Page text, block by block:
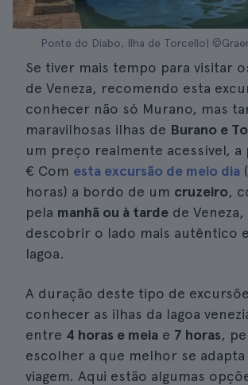
Ponte do Diabo, Ilha de Torcello|
Se tiver mais tempo para visitar
de Veneza, recomendo esta
conhecer não só Murano, mas
maravilhosas ilhas de Burano e
um preço realmente acessível, a
€ Com esta excursão de meio dia
horas) a bordo de um cruzeiro,
pela manhã ou à tarde de Veneza,
descobrir o lado mais autêntico
lagoa.
A duração deste tipo de
conhecer as ilhas da lagoa
entre 4 horas e meia e 7 horas,
escolher a que melhor se adapta
viagem. Aqui estão algumas